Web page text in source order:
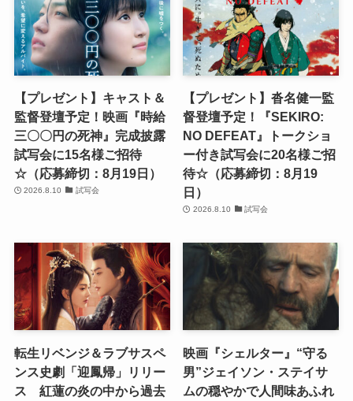
【プレゼント】キャスト＆
監督登壇予定！映画『時給
三〇〇円の死神』完成披露
試写会に15名様ご招待
☆（応募締切：8月19日）
2026.8.10 試写会
【プレゼント】沓名健一監
督登壇予定！『SEKIRO:
NO DEFEAT』トークショ
ー付き試写会に20名様ご招
待☆（応募締切：8月19
日）
2026.8.10 試写会
転生リベンジ＆ラブサスペ
ンス史劇「迎鳳帰」リリー
ス 紅蓮の炎の中から過去
映画『シェルター』“守る
男”ジェイソン・ステイサ
ムの穏やかで人間味あふれ